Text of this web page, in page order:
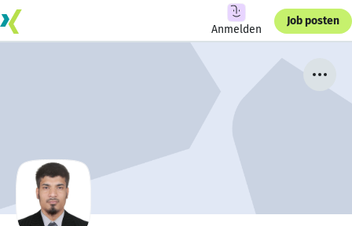
Anmelden
Job posten